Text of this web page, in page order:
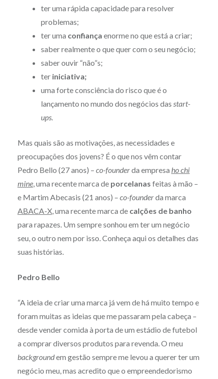
ter uma rápida capacidade para resolver
problemas;
ter uma confiança enorme no que está a criar;
saber realmente o que quer com o seu negócio;
saber ouvir “não”s;
ter iniciativa;
uma forte consciência do risco que é o
lançamento no mundo dos negócios das start-
ups.
Mas quais são as motivações, as necessidades e
preocupações dos jovens? É o que nos vêm contar
Pedro Bello (27 anos) – co-founderda empresa ho chi
mine, uma recente marca de porcelanas feitas à mão –
e Martim Abecasis (21 anos) – co-founderda marca
ABACA-X, uma recente marca de calções de banho
para rapazes. Um sempre sonhou em ter um negócio
seu, o outro nem por isso. Conheça aqui os detalhes das
suas histórias.
Pedro Bello
“A ideia de criar uma marca já vem de há muito tempo e
foram muitas as ideias que me passaram pela cabeça –
desde vender comida à porta de um estádio de futebol
a comprar diversos produtos para revenda. O meu
backgroundem gestão sempre me levou a querer ter um
negócio meu, mas acredito que o empreendedorismo